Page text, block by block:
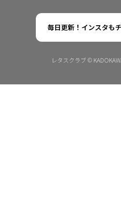
毎日更新！インスタも
レタスクラブ ©